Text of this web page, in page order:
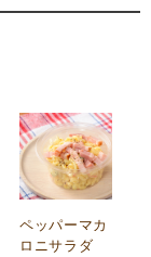
ペッパーマカ
ロニサラダ